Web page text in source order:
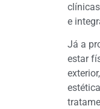
e
Já a
estar